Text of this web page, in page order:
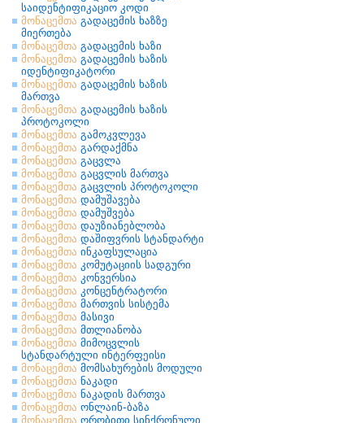
საიდენტიფიკაციო კოდი
მონაცემთა გადაცემის ხაზზე
მიერთება
მონაცემთა გადაცემის ხაზი
მონაცემთა გადაცემის ხაზის
იდენტიფიკატორი
მონაცემთა გადაცემის ხაზის
მართვა
მონაცემთა გადაცემის ხაზის
პროტოკოლი
მონაცემთა გამოკვლევა
მონაცემთა გარდაქმნა
მონაცემთა გაცვლა
მონაცემთა გაცვლის მართვა
მონაცემთა გაცვლის პროტოკოლი
მონაცემთა დამუშავება
მონაცემთა დამუშვება
მონაცემთა დაუზიანებლობა
მონაცემთა დაშიფვრის სტანდარტი
მონაცემთა ინკაფსულაცია
მონაცემთა კომუტაციის სადგური
მონაცემთა კონვერსია
მონაცემთა კონცენტრატორი
მონაცემთა მართვის სისტემა
მონაცემთა მასივი
მონაცემთა მთლიანობა
მონაცემთა მიმოცვლის
სტანდარტული ინტერფეისი
მონაცემთა მომსახურების მოდული
მონაცემთა ნაკადი
მონაცემთა ნაკადის მართვა
მონაცემთა ონლაინ-ბაზა
მონაცემთა ორობითი სინქრონული